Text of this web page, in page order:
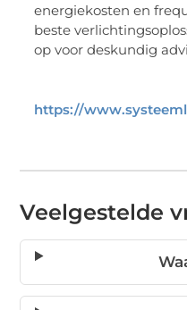
energiekosten en
beste
op voor deskundig
https://
Veelgestelde